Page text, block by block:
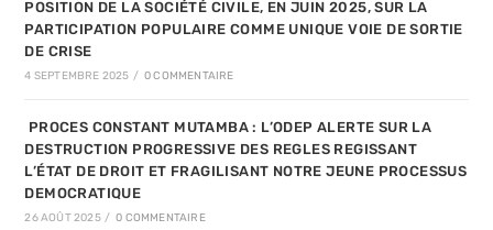
POSITION DE LA SOCIÉTÉ CIVILE, EN JUIN 2025, SUR LA
PARTICIPATION POPULAIRE COMME UNIQUE VOIE DE SORTIE
DE CRISE
4 SEPTEMBRE 2025 / 0 COMMENTAIRE
PROCES CONSTANT MUTAMBA : L’ODEP ALERTE SUR LA
DESTRUCTION PROGRESSIVE DES REGLES REGISSANT
L’ÉTAT DE DROIT ET FRAGILISANT NOTRE JEUNE PROCESSUS
DEMOCRATIQUE
26 AOÛT 2025 / 0 COMMENTAIRE